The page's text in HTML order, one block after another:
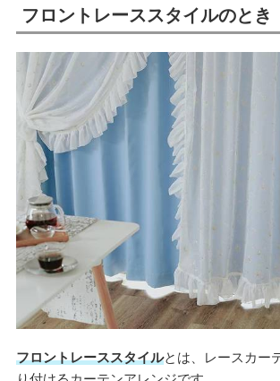
フロントレーススタイルのとき
フロントレーススタイルとは、レースカー